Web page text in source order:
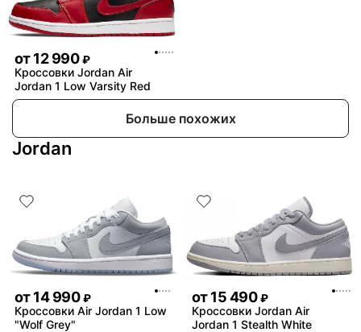
от12 990 ₽
Кроссовки Jordan Air
Jordan 1 Low Varsity Red
Больше похожих
Jordan
от14 990 ₽
Кроссовки Air Jordan 1 Low
"Wolf Grey"
от15 490 ₽
Кроссовки Jordan Air
Jordan 1 Stealth White